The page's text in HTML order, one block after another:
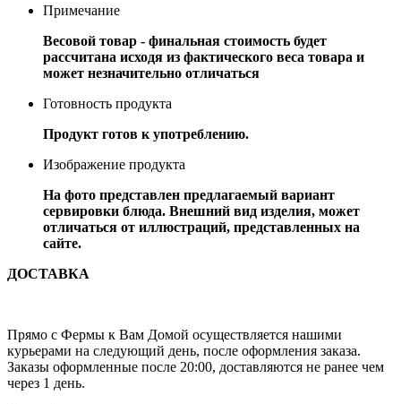
Примечание
Весовой товар - финальная стоимость будет
рассчитана исходя из фактического веса товара и
может незначительно отличаться
Готовность продукта
Продукт готов к употреблению.
Изображение продукта
На фото представлен предлагаемый вариант
сервировки блюда. Внешний вид изделия, может
отличаться от иллюстраций, представленных на
сайте.
ДОСТАВКА
Прямо с Фермы к Вам Домой осуществляется нашими
курьерами на следующий день, после оформления заказа.
Заказы оформленные после 20:00, доставляются не ранее чем
через 1 день.